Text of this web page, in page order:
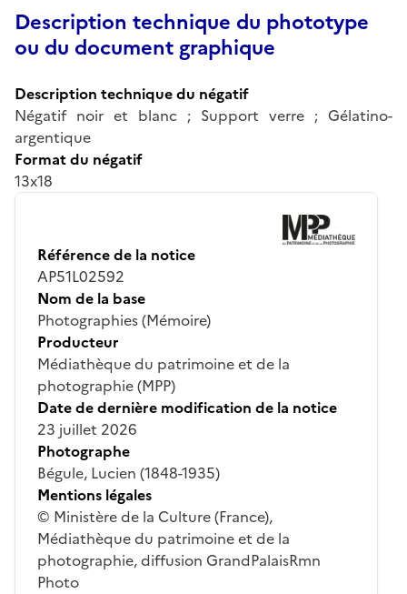
Description technique du phototype
ou du document graphique
Description technique du négatif
Négatif noir et blanc ; Support verre ; Gélatino-
argentique
Format du négatif
13x18
Référence de la notice
AP51L02592
Nom de la base
Photographies (Mémoire)
Producteur
Médiathèque du patrimoine et de la
photographie (MPP)
Date de dernière modification de la notice
23 juillet 2026
Photographe
Bégule, Lucien (1848-1935)
Mentions légales
© Ministère de la Culture (France),
Médiathèque du patrimoine et de la
photographie, diffusion GrandPalaisRmn
Photo